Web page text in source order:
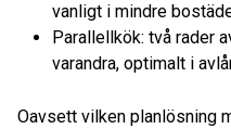
vanligt i mindre
Parallellkök: två rader
varandra, optimalt i
Oavsett vilken planlösning